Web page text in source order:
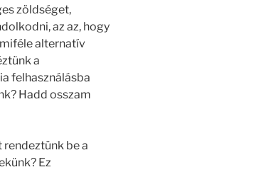
zöldséget,
az az, hogy
alternatív
a
felhasználásba
Hadd osszam
be a
Ez